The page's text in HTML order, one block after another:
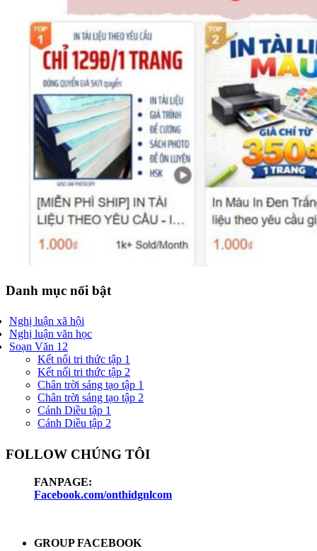
Danh mục nổi bật
Nghị luận xã hội
Nghị luận văn học
Soạn Văn 12
Kết nối tri thức tập 1
Kết nối tri thức tập 2
Chân trời sáng tạo tập 1
Chân trời sáng tạo tập 2
Cánh Diều tập 1
Cánh Diều tập 2
FOLLOW CHÚNG TÔI
FANPAGE:
Facebook.com/onthidgnlcom
GROUP FACEBOOK